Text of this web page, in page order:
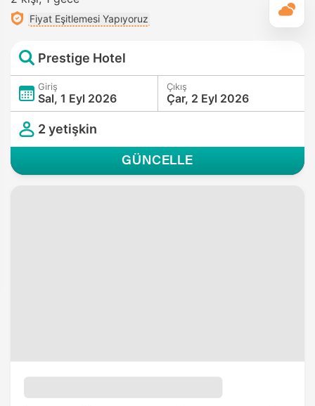
Fiyat Eşitlemesi Yapıyoruz
Prestige Hotel
Giriş
Sal, 1 Eyl 2026
Çıkış
Çar, 2 Eyl 2026
2 yetişkin
GÜNCELLE